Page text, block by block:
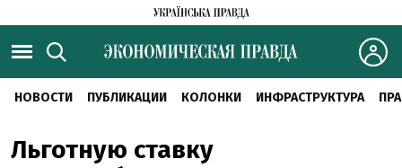
НОВОСТИ ПУБЛИКАЦИИ КОЛОНКИ ИНФРАСТРУКТУРА
Льготную ставку